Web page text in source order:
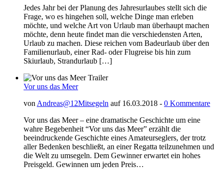
Jedes Jahr bei der Planung des Jahresurlaubes stellt sich die
Frage, wo es hingehen soll, welche Dinge man erleben
möchte, und welche Art von Urlaub man überhaupt machen
möchte, denn heute findet man die verschiedensten Arten,
Urlaub zu machen. Diese reichen vom Badeurlaub über den
Familienurlaub, einer Rad- oder Flugreise bis hin zum
Skiurlaub, Strandurlaub […]
Vor uns das Meer
von Andreas@12Mitsegeln auf 16.03.2018 - 0 Kommentare
Vor uns das Meer – eine dramatische Geschichte um eine
wahre Begebenheit “Vor uns das Meer” erzählt die
beeindruckende Geschichte eines Amateurseglers, der trotz
aller Bedenken beschließt, an einer Regatta teilzunehmen und
die Welt zu umsegeln. Dem Gewinner erwartet ein hohes
Preisgeld. Gewinnen um jeden Preis…